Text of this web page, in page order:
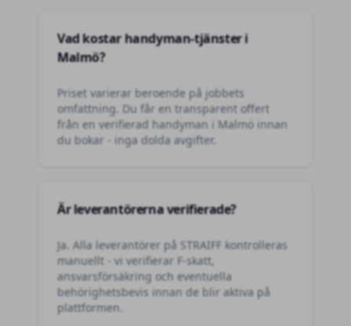
Vad kostar handyman-tjänster i
Malmö?
Priset varierar beroende på jobbets
omfattning. Du får en transparent offert
från en verifierad handyman i Malmö innan
du bokar - inga dolda avgifter.
Är leverantörerna verifierade?
Ja. Alla leverantörer på STRAIFF kontrolleras
manuellt - vi verifierar F-skatt,
ansvarsförsäkring och eventuella
behörighetsbevis innan de blir aktiva på
plattformen.